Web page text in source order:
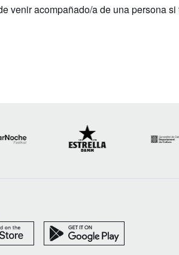
venir acompañado/a de una persona